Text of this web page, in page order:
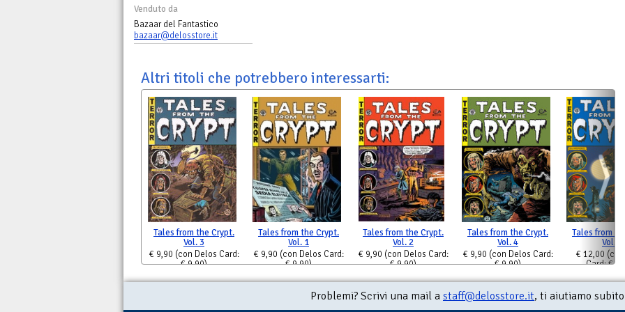
Venduto da
Bazaar del Fantastico
bazaar@delosstore.it
Altri titoli che potrebbero interessarti:
Tales from the Crypt.
Vol. 3
€ 9,90 (con Delos Card:
€ 9,90)
Tales from the Crypt.
Vol. 1
€ 9,90 (con Delos Card:
€ 9,90)
Tales from the Crypt.
Vol. 2
€ 9,90 (con Delos Card:
€ 9,90)
Tales from the Crypt.
Vol. 4
€ 9,90 (con Delos Card:
€ 9,90)
Tales from
Vol. 6
€ 12,00 (con
Card: €
Problemi? Scrivi una mail a staff@delosstore.it, ti aiutiamo